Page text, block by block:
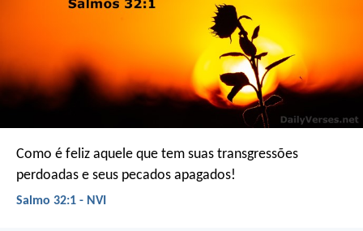
Como é feliz aquele que tem suas transgressões
perdoadas e seus pecados apagados!
Salmo 32:1 - NVI